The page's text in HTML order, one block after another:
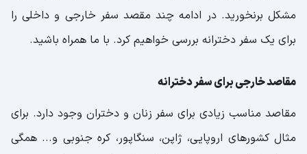
مشکل برنخورید. در ادامه چند مقصد سفر خارجی و داخلی را
برای یک سفر دخترانه بررسی خواهیم کرد. با ما همراه باشید.
مقاصد خارجی برای سفر دخترانه
مقاصد مناسب زیادی برای سفر زنان و دختران وجود دارد. برای
مثال کشورهای اروپایی، ژاپن، سنگاپور، کره جنوبی و... همگی